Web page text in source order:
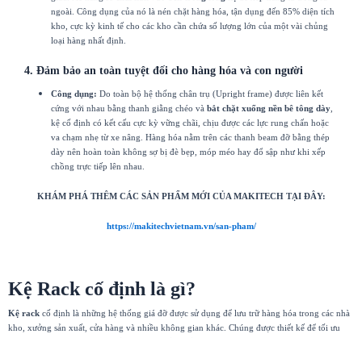
ngoài. Công dụng của nó là nén chặt hàng hóa, tận dụng đến 85% diện tích
kho, cực kỳ kinh tế cho các kho cần chứa số lượng lớn của một vài chủng
loại hàng nhất định.
4. Đảm bảo an toàn tuyệt đối cho hàng hóa và con người
Công dụng: Do toàn bộ hệ thống chân trụ (Upright frame) được liên kết
cứng với nhau bằng thanh giằng chéo và bắt chặt xuống nền bê tông dày
kệ cố định có kết cấu cực kỳ vững chãi, chịu được các lực rung chấn hoặc
va chạm nhẹ từ xe nâng. Hàng hóa nằm trên các thanh beam đỡ bằng thép
dày nên hoàn toàn không sợ bị đè bẹp, móp méo hay đổ sập như khi xếp
chồng trực tiếp lên nhau.
KHÁM PHÁ THÊM CÁC SẢN PHẨM MỚI CỦA MAKITECH TẠI ĐÂY:
https://makitechvietnam.vn/san-pham/
Kệ Rack cố định là gì?
Kệ rack cố định là những hệ thống giá đỡ được sử dụng để lưu trữ hàng hóa trong các nhà
kho, xưởng sản xuất, cửa hàng và nhiều không gian khác. Chúng được thiết kế để tối ưu